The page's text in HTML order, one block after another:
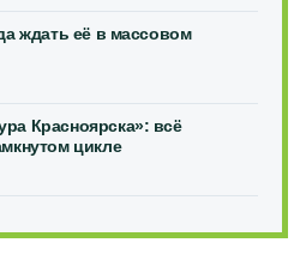
ждать её в массовом
Красноярска»: всё
цикле